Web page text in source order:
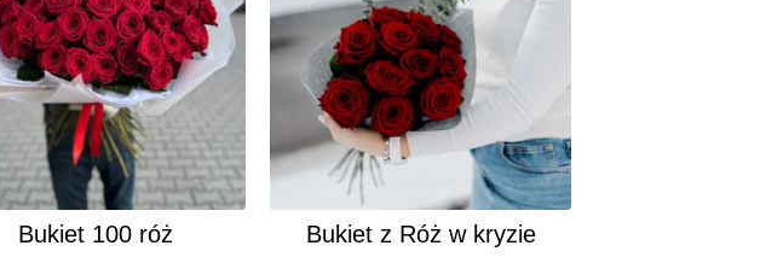
Bukiet 100 róż Bukiet z Róż w kryzie